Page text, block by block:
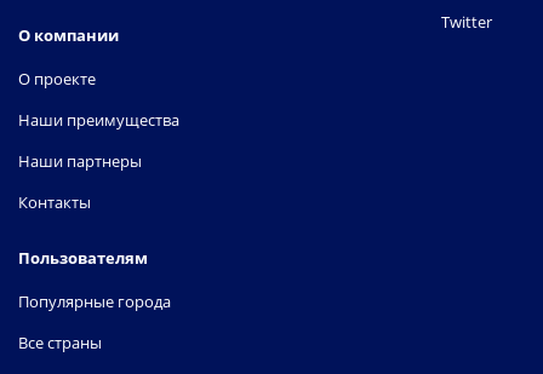
О компании
О проекте
Наши преимущества
Наши партнеры
Контакты
Пользователям
Популярные города
Все страны
Twitter